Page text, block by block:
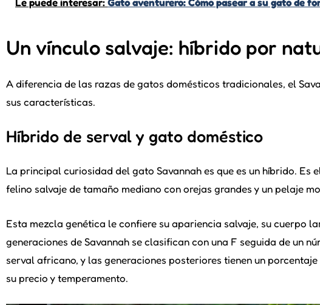
Un vínculo salvaje: híbrido por
A diferencia de las razas de gatos domésticos tradicionales, el
sus características.
Híbrido de serval y gato doméstico
La principal curiosidad del gato Savannah es que es un híbrido.
felino salvaje de tamaño mediano con orejas grandes y un pelaje
Esta mezcla genética le confiere su apariencia salvaje, su cuerpo
generaciones de Savannah se clasifican con una F seguida de un
serval africano, y las generaciones posteriores tienen un
su precio y temperamento.